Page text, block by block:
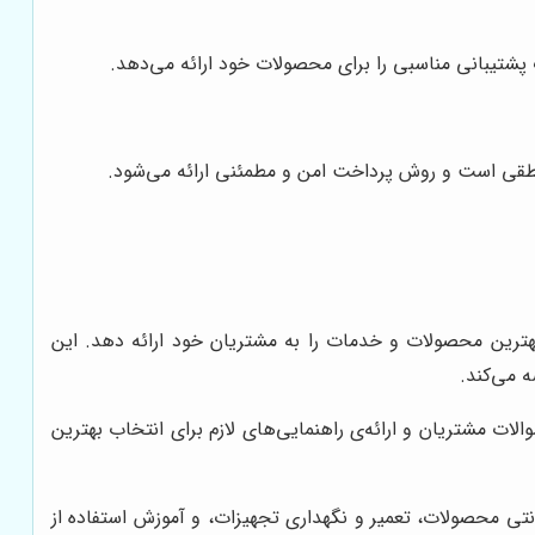
مناسبی را برای محصولات خود ارائه می‌دهد.
است و روش پرداخت امن و مطمئنی ارائه می‌شود.
محصولات و خدمات را به مشتریان خود ارائه دهد. این
می‌کند.
مشتریان و ارائه‌ی راهنمایی‌های لازم برای انتخاب بهترین
محصولات، تعمیر و نگهداری تجهیزات، و آموزش استفاده از